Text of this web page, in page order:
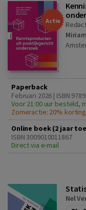
Actie
Paperback
Februari 2026 | ISBN
Voor 21:00 uur besteld,
Zomeractie: 20% korting
Online boek (2 jaar
ISBN 3009010011867
Direct via e-mail
Nel